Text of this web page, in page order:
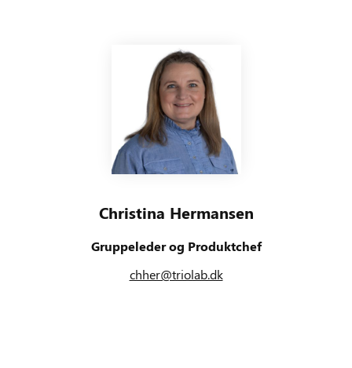
Christina Hermansen
Gruppeleder og Produktchef
chher@triolab.dk